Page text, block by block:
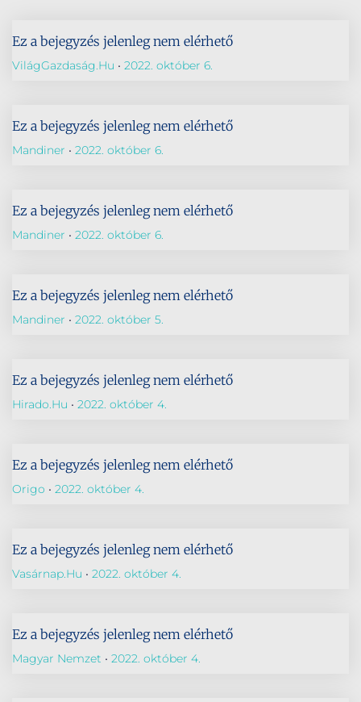
Ez a bejegyzés jelenleg nem elérhető
VilágGazdaság.hu 2022. október 6.
Ez a bejegyzés jelenleg nem elérhető
Mandiner 2022. október 6.
Ez a bejegyzés jelenleg nem elérhető
Mandiner 2022. október 6.
Ez a bejegyzés jelenleg nem elérhető
Mandiner 2022. október 5.
Ez a bejegyzés jelenleg nem elérhető
Hirado.hu 2022. október 4.
Ez a bejegyzés jelenleg nem elérhető
Origo 2022. október 4.
Ez a bejegyzés jelenleg nem elérhető
Vasárnap.hu 2022. október 4.
Ez a bejegyzés jelenleg nem elérhető
Magyar Nemzet 2022. október 4.